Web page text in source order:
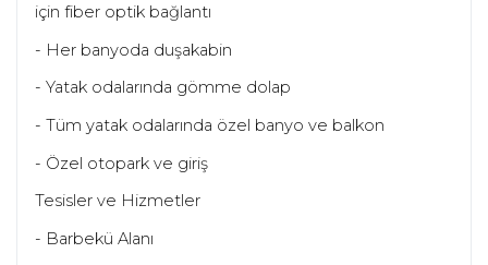
için fiber optik bağlantı
- Her banyoda duşakabin
- Yatak odalarında gömme dolap
- Tüm yatak odalarında özel banyo ve balkon
- Özel otopark ve giriş
Tesisler ve Hizmetler
- Barbekü Alanı